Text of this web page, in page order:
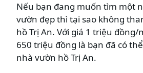
Nếu bạn đang muốn tìm một
vườn đẹp thì tại sao không
hồ Trị An. Với giá 1 triệu đồng/
650 triệu đồng là bạn đã có
nhà vườn hồ Trị An.